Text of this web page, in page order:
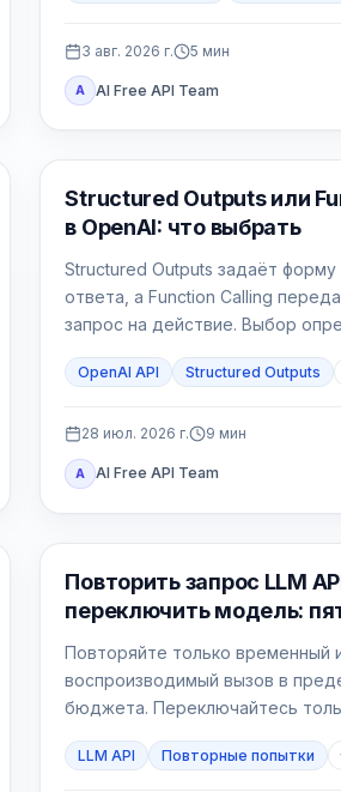
3 авг. 2026 г. 5 мин
A AI Free API Team
API Гайды
Structured Outputs или
в OpenAI: что выбрать
Structured Outputs задаёт форму
ответа, а Function Calling
запрос на действие. Выбор
backend прочитать или
OpenAI API Structured Outputs
28 июл. 2026 г. 9 мин
A AI Free API Team
API Guide
Повторить запрос LLM
переключить модель:
Повторяйте только временный
воспроизводимый вызов в
бюджета. Переключайтесь
LLM API Повторные попытки